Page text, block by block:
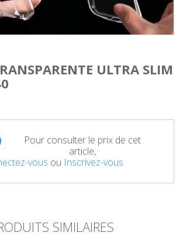
ULTRA SLIM
Pour consulter le prix de cet
article,
vous ou Inscrivez-vous
SIMILAIRES